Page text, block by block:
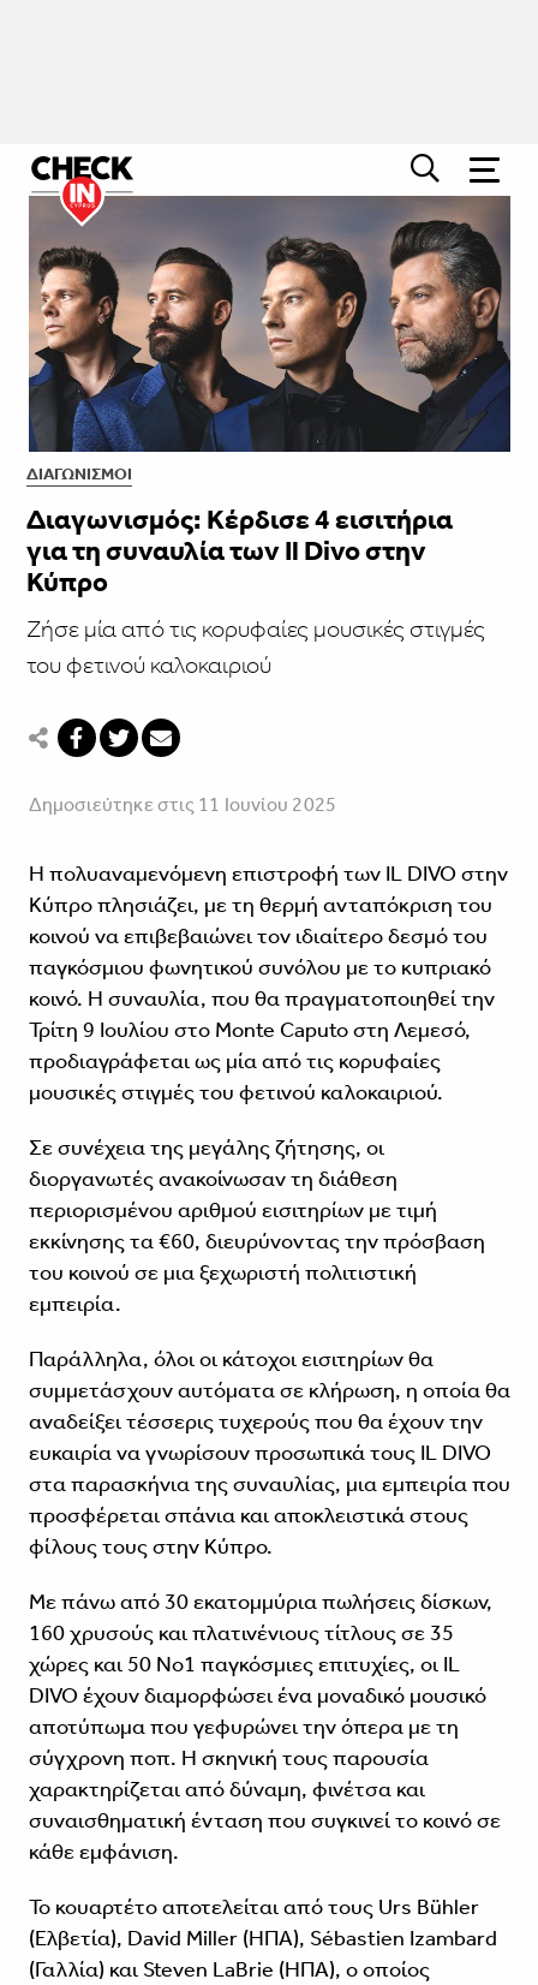
ΔΙΑΓΩΝΙΣΜΟΊ
Διαγωνισμός: Κέρδισε 4 εισιτήρια
για τη συναυλία των Il Divo στην
Κύπρο
Ζήσε μία από τις κορυφαίες μουσικές στιγμές
του φετινού καλοκαιριού
Δημοσιεύτηκε στις 11 Ιουνίου 2025
Η πολυαναμενόμενη επιστροφή των IL DIVO στην
Κύπρο πλησιάζει, με τη θερμή ανταπόκριση του
κοινού να επιβεβαιώνει τον ιδιαίτερο δεσμό του
παγκόσμιου φωνητικού συνόλου με το κυπριακό
κοινό. Η συναυλία, που θα πραγματοποιηθεί την
Τρίτη 9 Ιουλίου στο Monte Caputo στη Λεμεσό,
προδιαγράφεται ως μία από τις κορυφαίες
μουσικές στιγμές του φετινού καλοκαιριού.
Σε συνέχεια της μεγάλης ζήτησης, οι
διοργανωτές ανακοίνωσαν τη διάθεση
περιορισμένου αριθμού εισιτηρίων με τιμή
εκκίνησης τα €60, διευρύνοντας την πρόσβαση
του κοινού σε μια ξεχωριστή πολιτιστική
εμπειρία.
Παράλληλα, όλοι οι κάτοχοι εισιτηρίων θα
συμμετάσχουν αυτόματα σε κλήρωση, η οποία θα
αναδείξει τέσσερις τυχερούς που θα έχουν την
ευκαιρία να γνωρίσουν προσωπικά τους IL DIVO
στα παρασκήνια της συναυλίας, μια εμπειρία που
προσφέρεται σπάνια και αποκλειστικά στους
φίλους τους στην Κύπρο.
Με πάνω από 30 εκατομμύρια πωλήσεις δίσκων,
160 χρυσούς και πλατινένιους τίτλους σε 35
χώρες και 50 Νο1 παγκόσμιες επιτυχίες, οι IL
DIVO έχουν διαμορφώσει ένα μοναδικό μουσικό
αποτύπωμα που γεφυρώνει την όπερα με τη
σύγχρονη ποπ. Η σκηνική τους παρουσία
χαρακτηρίζεται από δύναμη, φινέτσα και
συναισθηματική ένταση που συγκινεί το κοινό σε
κάθε εμφάνιση.
Το κουαρτέτο αποτελείται από τους Urs Bühler
(Ελβετία), David Miller (ΗΠΑ), Sébastien Izambard
(Γαλλία) και Steven LaBrie (ΗΠΑ), ο οποίος